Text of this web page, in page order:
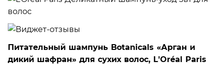
Питательный шампунь Botanicals «Арган и
дикий шафран» для сухих волос, L'Oréal Paris